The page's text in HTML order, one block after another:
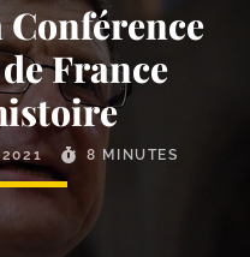
Conférence
France
2021 8 MINUTES